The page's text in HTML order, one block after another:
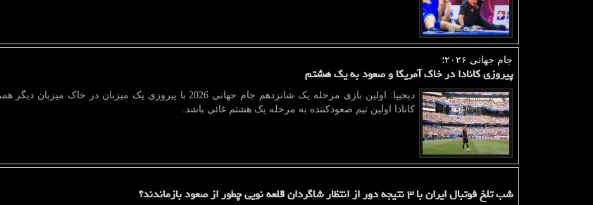
جام جهانی ۲۰۲۶؛
پیروزی کانادا در خاک آمریکا و صعود به یک هشتم
دیجیپا: اولین بازی مرحله یک شانزدهم جام حهانی 2026 با پیروزی یک میزبان در خاک
کانادا اولین تیم صعودکننده به مرحله یک هشتم غائی باشد.
شب تلخ فوتبال ایران با ۳ نتیجه دور از انتظار شاگردان قلعه نویی چطور از صعود بازماندند؟